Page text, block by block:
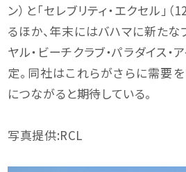
ン）と「セレブリティ・エクセル」
るほか、年末にはバハマに新たな
ヤル・ビーチクラブ・パラダイス・
定。同社はこれらがさらに需要
につながると期待している。
写真提供:RCL